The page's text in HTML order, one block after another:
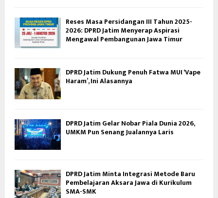
Reses Masa Persidangan III Tahun 2025-
2026: DPRD Jatim Menyerap Aspirasi
Mengawal Pembangunan Jawa Timur
DPRD Jatim Dukung Penuh Fatwa MUI ‘Vape
Haram’, Ini Alasannya
DPRD Jatim Gelar Nobar Piala Dunia 2026,
UMKM Pun Senang Jualannya Laris
DPRD Jatim Minta Integrasi Metode Baru
Pembelajaran Aksara Jawa di Kurikulum
SMA-SMK